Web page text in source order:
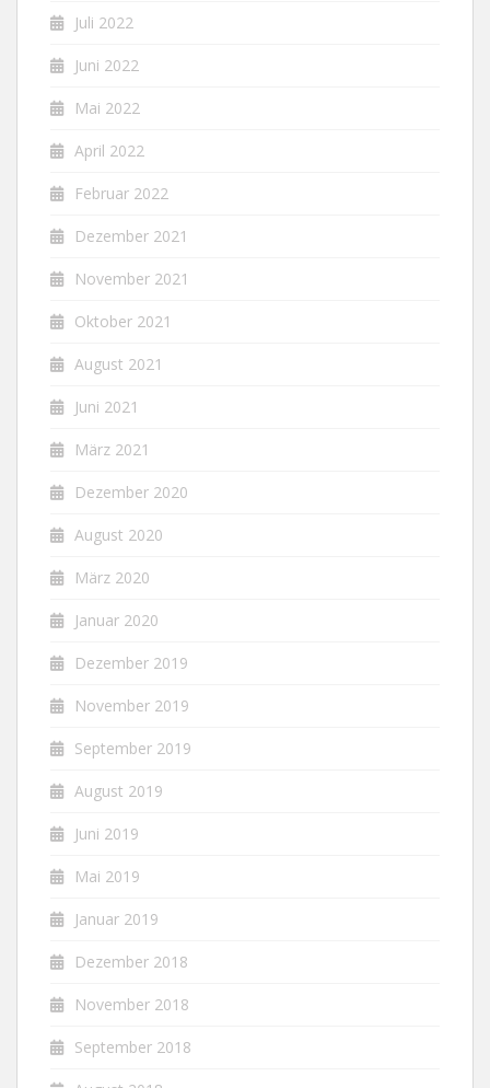
Juli 2022
Juni 2022
Mai 2022
April 2022
Februar 2022
Dezember 2021
November 2021
Oktober 2021
August 2021
Juni 2021
März 2021
Dezember 2020
August 2020
März 2020
Januar 2020
Dezember 2019
November 2019
September 2019
August 2019
Juni 2019
Mai 2019
Januar 2019
Dezember 2018
November 2018
September 2018